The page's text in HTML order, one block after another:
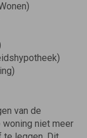
van de
woning niet meer